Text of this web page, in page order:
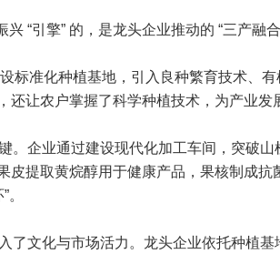
兴 “引擎” 的，是龙头企业推动的 “三产
标准化种植基地，引入良种繁育技术、
还让农户掌握了科学种植技术，为产业发
。企业通过建设现代化加工车间，突破
皮提取黄烷醇用于健康产品，果核制成
了文化与市场活力。龙头企业依托种植